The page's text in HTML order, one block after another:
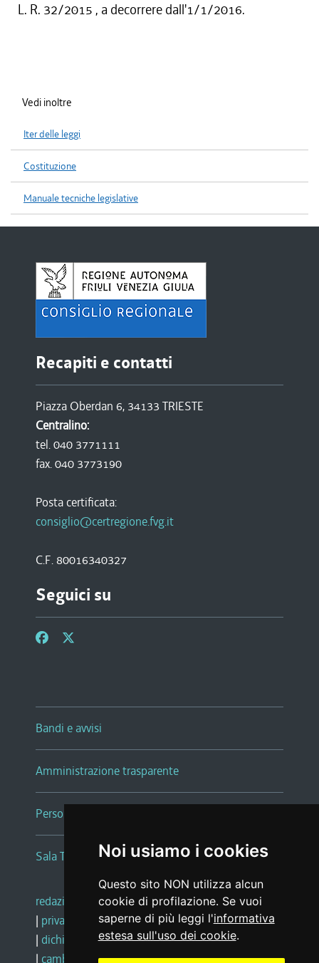
Noi usiamo i cookies
Questo sito NON utilizza alcun
cookie di profilazione. Se vuoi
saperne di più leggi l'informativa
estesa sull'uso dei cookie.
L. R. 32/2015 , a decorrere dall'1/1/2016.
Vedi inoltre
Iter delle leggi
Costituzione
Manuale tecniche legislative
Recapiti e contatti
Piazza Oberdan 6, 34133 TRIESTE
Centralino:
tel. 040 3771111
fax. 040 3773190
Posta certificata:
consiglio@certregione.fvg.it
C.F. 80016340327
Seguici su
Bandi e avvisi
Amministrazione trasparente
Persone e Uffici
Sala Tiziano Tessitori
redazione web |note legali |glossario
| privacy
social media policy
| dichiarazione di accessibilità |feedback
| cambio preferenze cookie